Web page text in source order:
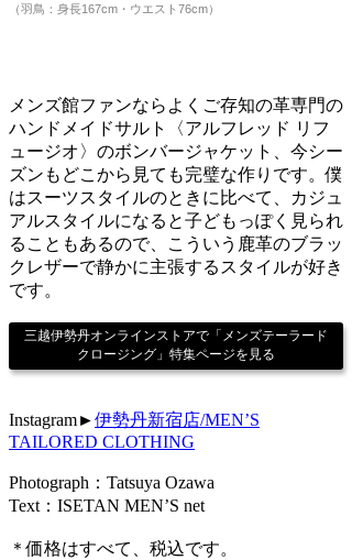
（羽鳥：身長167cm・ウエスト76cm）
メンズ館ファンならよくご存知の革専門の
ハンドメイドサルト〈アルフレッド リフ
ュージオ〉のボンバージャケット、今シー
ズンもどこから見ても完璧な作りです。僕
はスーツスタイルのときに比べて、カジュ
アルスタイルになると子どもっぽく見られ
ることもあるので、こういう鹿革のブラッ
クレザーで静かに主張するスタイルが好き
です。
三越伊勢丹オンラインストアで「メンズテーラード
クロージング」特集ページを見る
Instagram►伊勢丹新宿店/MEN’S
TAILORED CLOTHING
Photograph：Tatsuya Ozawa
Text：ISETAN MEN’S net
＊価格はすべて、税込です。